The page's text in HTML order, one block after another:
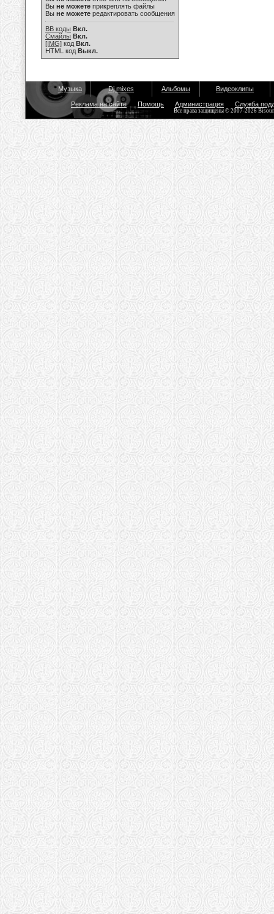
Вы не можете прикреплять файлы
Вы не можете редактировать сообщения
BB коды Вкл.
Смайлы Вкл.
[IMG] код Вкл.
HTML код Выкл.
Музыка Dj mixes Альбомы Видеоклипы
Реклама на сайте Помощь Администрация Служба
Все права защищены © 2007-2026